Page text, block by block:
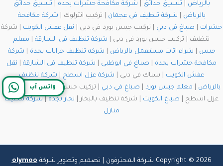
بالرياض
تنسيق حدائق شركة مكافحة حشرات بجدة
تنسيق حدائق
بالرياض
شركة تنظيف في عجمان | تركيب انترلوك | شركة مكافحة
حشرات
صباغ في دبي | تركيب جبس بورد في دبي | نقل عفش الكويت | شركة
تنظيف | تركيب جبس بورد في دبي | شركة تنظيف في الشارقة
معلم
جبس
شراء اثاث مستعمل بالرياض شركه تنظيف خزانات بجدة
شركة
مكافحة حشرات بجدة
صباغ في ابوظبي شركة تنظيف في الشارقة
نقل
عفش الكويت | سباك في دبي | شركة عزل اسطح
شركة تنظيف
بالرياض
معلم جبس بورد صباغ في دبي
| تركيب جبس بورد في دبي | شركة
عزل اسطح | صباغ الكويت | شركة تنظيف بالبخار | نجار بجدة|شركة تنظيف
منازل
Copyright © 2026 شركة المحترفون | تصميم وتطوير شركة olymoo
واتس آب